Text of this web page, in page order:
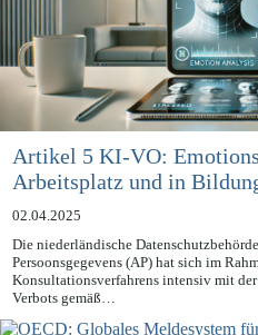
Artikel 5 KI-VO:
Arbeitsplatz und in
02.04.2025
Die niederländische
Persoonsgegevens (AP) hat sich im
Konsultationsverfahrens intensiv mit der
Verbots gemäß…